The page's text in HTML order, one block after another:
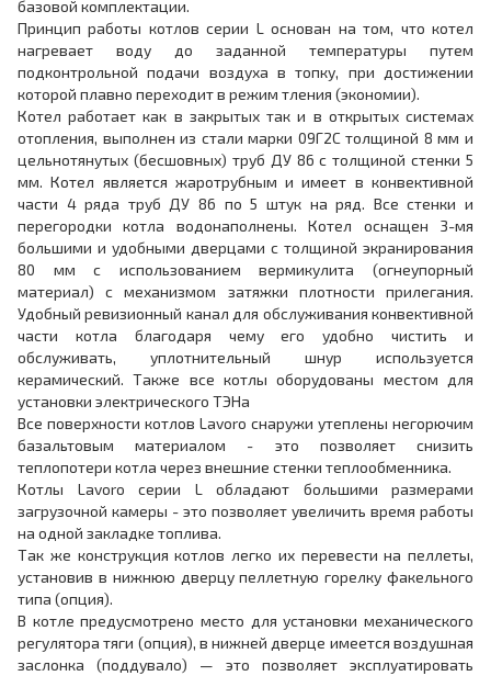
базовой комплектации.
Принцип работы котлов серии L основан на том, что котел
нагревает воду до заданной температуры путем
подконтрольной подачи воздуха в топку, при достижении
которой плавно переходит в режим тления (экономии).
Котел работает как в закрытых так и в открытых системах
отопления, выполнен из стали марки 09Г2С толщиной 8 мм и
цельнотянутых (бесшовных) труб ДУ 86 с толщиной стенки 5
мм. Котел является жаротрубным и имеет в конвективной
части 4 ряда труб ДУ 86 по 5 штук на ряд. Все стенки и
перегородки котла водонаполнены. Котел оснащен 3-мя
большими и удобными дверцами с толщиной экранирования
80 мм с использованием вермикулита (огнеупорный
материал) с механизмом затяжки плотности прилегания.
Удобный ревизионный канал для обслуживания конвективной
части котла благодаря чему его удобно чистить и
обслуживать, уплотнительный шнур используется
керамический. Также все котлы оборудованы местом для
установки электрического ТЭНа
Все поверхности котлов Lavoro снаружи утеплены негорючим
базальтовым материалом - это позволяет снизить
теплопотери котла через внешние стенки теплообменника.
Котлы Lavoro серии L обладают большими размерами
загрузочной камеры - это позволяет увеличить время работы
на одной закладке топлива.
Так же конструкция котлов легко их перевести на пеллеты,
установив в нижнюю дверцу пеллетную горелку факельного
типа (опция).
В котле предусмотрено место для установки механического
регулятора тяги (опция), в нижней дверце имеется воздушная
заслонка (поддувало) — это позволяет эксплуатировать